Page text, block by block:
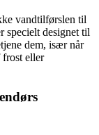
vandtilførslen til
specielt designet til
dem, især når
eller